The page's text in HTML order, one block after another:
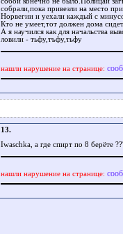
собрали,пока привезли на место
Норвегии и уехали каждый с
Кто не умеет,тот должен дома
А я научился как для начальства
ловили - тьфу,тъфу,тьфу
нашли нарушение на странице:
13.
Iwaschka, а где спирт по 8 берёте
нашли нарушение на странице: